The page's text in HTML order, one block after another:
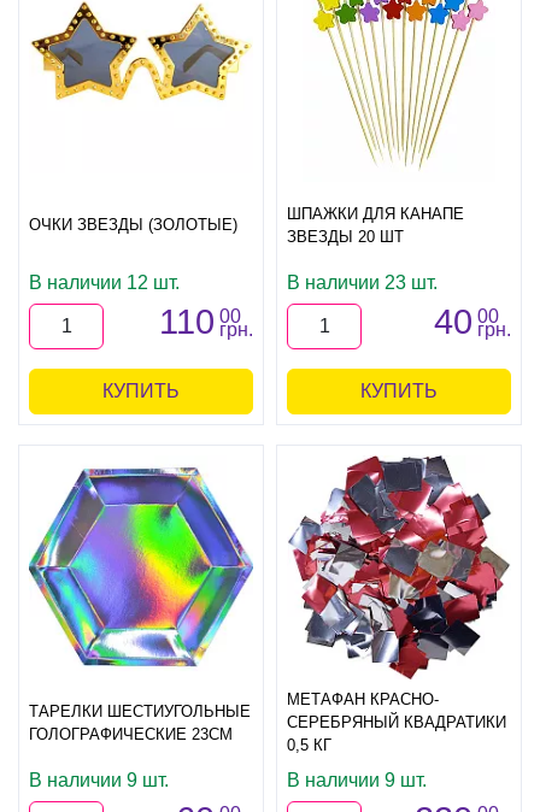
ОЧКИ ЗВЕЗДЫ (ЗОЛОТЫЕ)
В наличии 12 шт.
110 00
грн.
КУПИТЬ
ШПАЖКИ ДЛЯ КАНАПЕ
ЗВЕЗДЫ 20 ШТ
В наличии 23 шт.
40 00
грн.
КУПИТЬ
ТАРЕЛКИ ШЕСТИУГОЛЬНЫЕ
ГОЛОГРАФИЧЕСКИЕ 23СМ
В наличии 9 шт.
МЕТАФАН КРАСНО-
СЕРЕБРЯНЫЙ КВАДРАТИКИ
0,5 КГ
В наличии 9 шт.